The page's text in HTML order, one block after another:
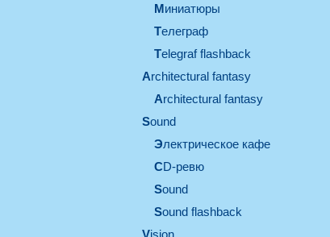
миниатюры
телеграф
Telegraf flashback
architectural fantasy
architectural fantasy
sound
электрическое кафе
CD-ревю
sound
Sound flashback
vision